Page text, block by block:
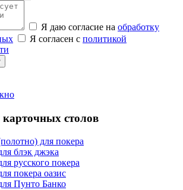
Я даю согласие на обработку
Я согласен с политикой
столов
для покера
блэк джэка
русского покера
покера оазис
Пунто Банко